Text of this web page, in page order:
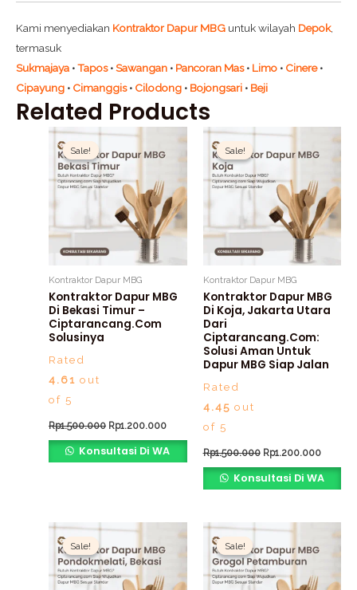
Kami menyediakan Kontraktor Dapur MBG untuk wilayah Depok,
termasuk
Sukmajaya •Tapos•Sawangan • Pancoran Mas• Limo • Cinere•
Cipayung • Cimanggis• Cilodong • Bojongsari • Beji
Related Products
Sale!
Sale!
Kontraktor Dapur MBG
Kontraktor Dapur MBG
Di Bekasi Timur –
Ciptarancang.com
Solusinya
Rated
4.61 out
of 5
Rp1.500.000
Original
was:
Rp1.500.000.
Rp1.200.000
price
Rp1.200.000.
Konsultasi Di WA
Sale!
Sale!
Kontraktor Dapur MBG
Kontraktor Dapur MBG
Di Koja, Jakarta Utara
Dari
Ciptarancang.com:
Solusi Aman Untuk
Dapur MBG Siap Jalan
Rated
4.45 out
of 5
Rp1.500.000
Original
was:
Rp1.200.000
price
Konsultasi Di WA
Sale!
Sale!
Original
was:
Rp1.500.000.
price
Rp1.200.000.
Sale!
Sale!
Original
was:
Rp1.500.000.
price